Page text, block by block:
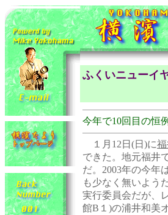
ふくいニューイ
今年で10回目の恒
１月12日(日)に
できた。地元福井
だ。2003年の今年
も少なく無いよう
実行委員会だが
館B１)の浦井和美